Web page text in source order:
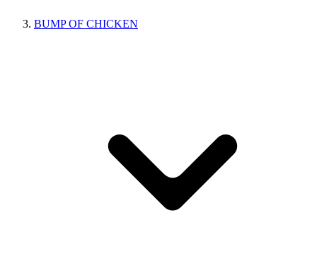
BUMP OF CHICKEN